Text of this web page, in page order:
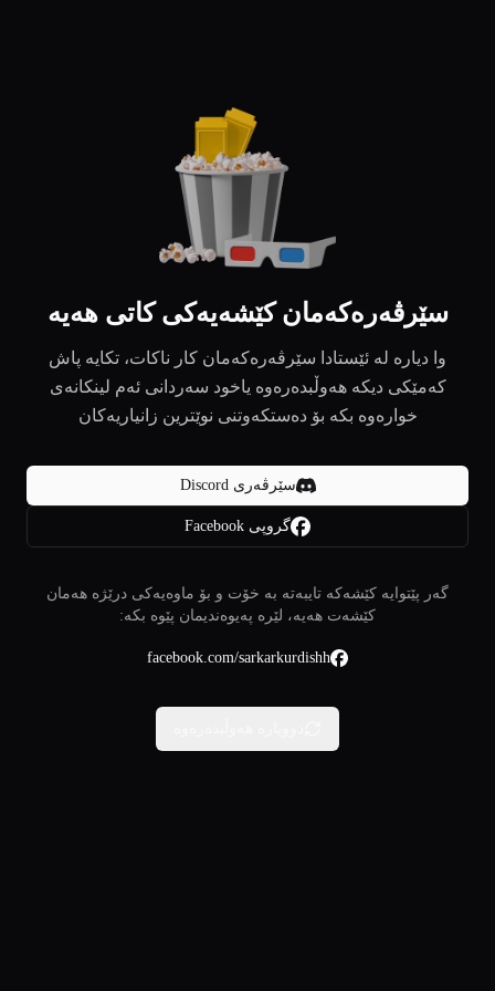
سێرڤەرەکەمان کێشەیەکی کاتی هەیە
وا دیارە لە ئێستادا سێرڤەرەکەمان کار ناکات، تکایە پاش
کەمێکی دیکە هەوڵبدەرەوە یاخود سەردانی ئەم لینکانەی
خوارەوە بکە بۆ دەستکەوتنی نوێترین زانیاریەکان
سێرڤەری Discord
گروپی Facebook
گەر پێتوایە کێشەکە تایبەتە بە خۆت و بۆ ماوەیەکی درێژە هەمان
کێشەت هەیە، لێرە پەیوەندیمان پێوە بکە:
facebook.com/sarkarkurdishh